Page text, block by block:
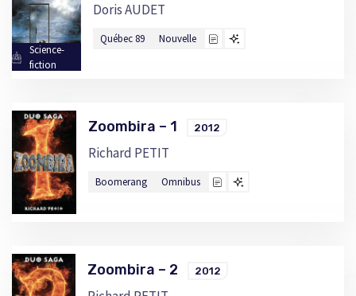
Science-
fiction
Doris AUDET
Québec 89 Nouvelle
Zoombira – 1 2012
Richard PETIT
Boomerang Omnibus
Zoombira – 2 2012